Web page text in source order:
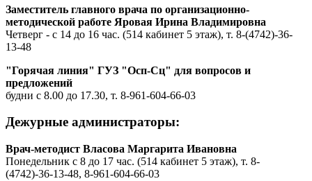
Заместитель главного врача по организационно-
методической работе Яровая Ирина Владимировна
Четверг - с 14 до 16 час. (514 кабинет 5 этаж), т. 8-(4742)-36-
13-48
"Горячая линия" ГУЗ "Осп-Сц" для вопросов и
предложений
будни с 8.00 до 17.30, т. 8-961-604-66-03
Дежурные администраторы:
Врач-методист Власова Маргарита Ивановна
Понедельник с 8 до 17 час. (514 кабинет 5 этаж), т. 8-
(4742)-36-13-48, 8-961-604-66-03